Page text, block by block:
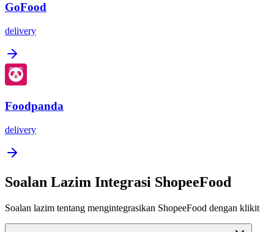
GoFood
delivery
Foodpanda
delivery
Soalan Lazim Integrasi ShopeeFood
Soalan lazim tentang mengintegrasikan ShopeeFood dengan klikit